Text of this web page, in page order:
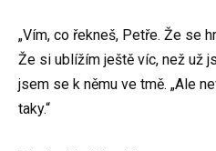
„Vím, co řekneš, Petře. Že se
Že si ublížím ještě víc, než už
jsem se k němu ve tmě. „Ale
taky.“